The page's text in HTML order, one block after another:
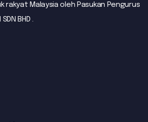
rakyat Malaysia oleh Pasukan Pengurus
BHD .